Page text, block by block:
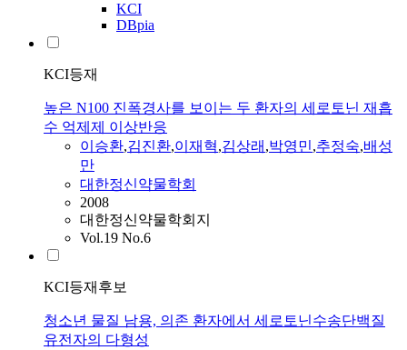
KCI
DBpia
KCI등재
높은 N100 진폭경사를 보이는 두 환자의 세로토닌 재흡
수 억제제 이상반응
이승환,김진환,이재혁,김상래 ,박영민,추정숙,배성
만
대한정신약물학회
2008
대한정신약물학회지
Vol.19 No.6
KCI등재후보
청소년 물질 남용, 의존 환자에서 세로토닌수송단백질
유전자의 다형성